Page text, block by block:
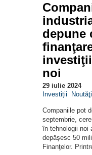
depune
noi
29 iulie 2024
Investiții
Noutăţi
Companiile pot
septembrie,
în tehnologii noi
depăşesc 50
Finanţelor.